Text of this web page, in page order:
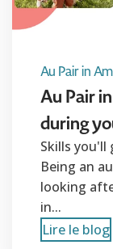
Au Pair in
Au Pair
during
Skills you'll
Being an
looking
in...
Lire le blog